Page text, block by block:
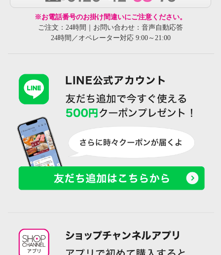
※お電話番号のお掛け間違いにご注意ください。
ご注文：24時間｜お問い合わせ：音声自動応答
24時間／オペレーター対応 9:00～21:00